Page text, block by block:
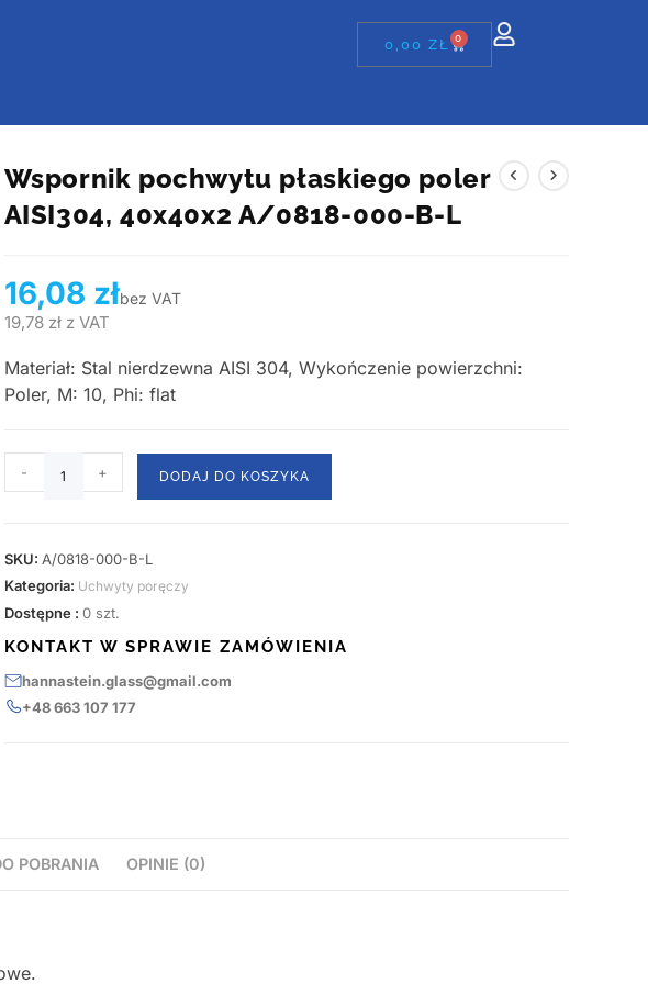
0,00ZŁ 0
Wspornik pochwytu płaskiego poler
AISI304, 40x40x2 A/0818-000-B-L
16,08 złbez VAT
19,78 złz VAT
Materiał: Stal nierdzewna AISI 304, Wykończenie powierzchni:
Poler, M: 10, Phi: flat
- + DODAJ DO KOSZYKA
SKU: A/0818-000-B-L
Kategoria: Uchwyty poręczy
Dostępne : 0 szt.
KONTAKT W SPRAWIE ZAMÓWIENIA
hannastein.glass@gmail.com
+48 663 107 177
POBRANIA OPINIE (0)